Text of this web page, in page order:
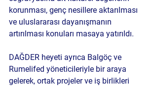
korunması, genç nesillere aktarılması
ve uluslararası dayanışmanın
artırılması konuları masaya yatırıldı.
DAĞDER heyeti ayrıca Balgöç ve
Rumelifed yöneticileriyle bir araya
gelerek, ortak projeler ve iş birlikleri